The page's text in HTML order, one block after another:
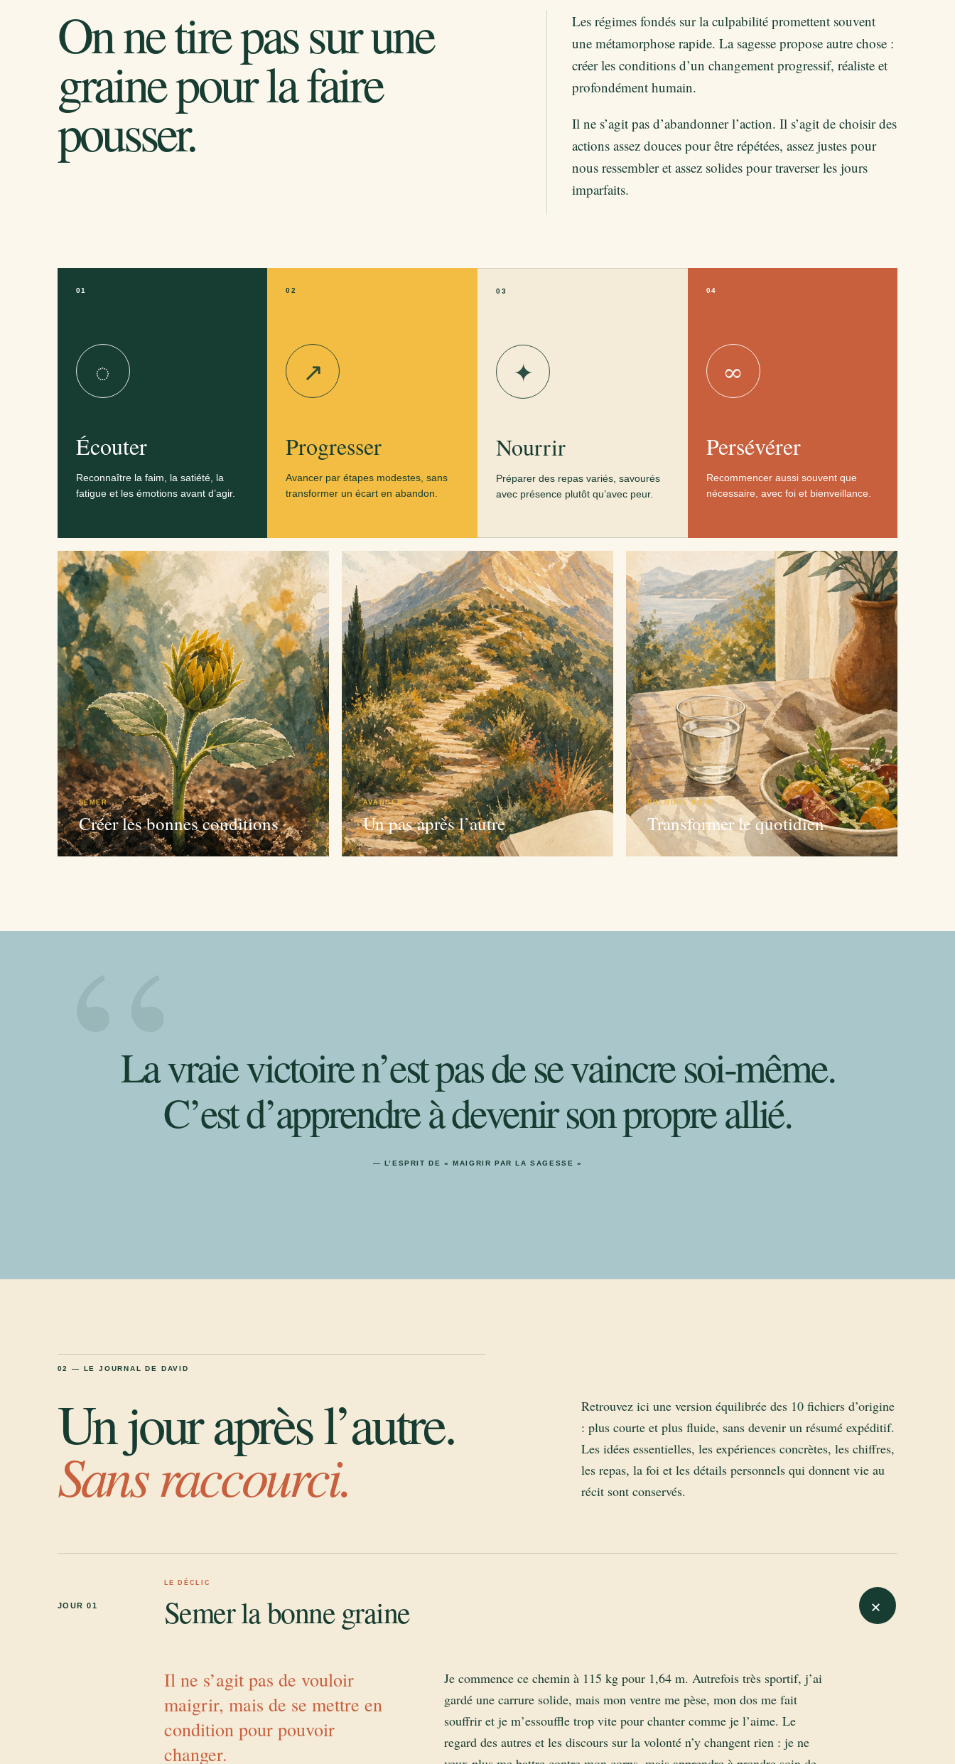
On ne tire pas sur une
graine pour la faire
pousser.
Les régimes fondés sur la culpabilité promettent souvent
une métamorphose rapide. La sagesse propose autre chose :
créer les conditions d’un changement progressif, réaliste et
profondément humain.
Il ne s’agit pas d’abandonner l’action. Il s’agit de choisir des
actions assez douces pour être répétées, assez justes pour
nous ressembler et assez solides pour traverser les jours
imparfaits.
01
◌
Écouter
Reconnaître la faim, la satiété, la
fatigue et les émotions avant d’agir.
02
↗
Progresser
Avancer par étapes modestes, sans
transformer un écart en abandon.
03
✦
Nourrir
Préparer des repas variés, savourés
avec présence plutôt qu’avec peur.
04
∞
Persévérer
Recommencer aussi souvent que
nécessaire, avec foi et bienveillance.
SEMER
Créer les bonnes conditions
AVANCER
Un pas après l’autre
PRENDRE SOIN
Transformer le quotidien
“
La vraie victoire n’est pas de se vaincre soi-même.
C’est d’apprendre à devenir son propre allié.
— L’ESPRIT DE « MAIGRIR PAR LA SAGESSE »
02 — LE JOURNAL DE DAVID
Un jour après l’autre.
Sans raccourci.
Retrouvez ici une version équilibrée des 10 fichiers d’origine
: plus courte et plus fluide, sans devenir un résumé expéditif.
Les idées essentielles, les expériences concrètes, les chiffres,
les repas, la foi et les détails personnels qui donnent vie au
récit sont conservés.
JOUR 01
LE DÉCLIC
Semer la bonne graine +
Il ne s’agit pas de vouloir
maigrir, mais de se mettre en
condition pour pouvoir
changer.
Je commence ce chemin à 115 kg pour 1,64 m. Autrefois très sportif, j’ai
gardé une carrure solide, mais mon ventre me pèse, mon dos me fait
souffrir et je m’essouffle trop vite pour chanter comme je l’aime. Le
regard des autres et les discours sur la volonté n’y changent rien : je ne